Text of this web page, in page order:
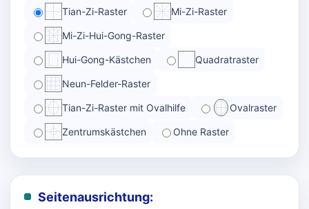
Tian-Zi-Raster Mi-Zi-Raster
Mi-Zi-Hui-Gong-Raster
Hui-Gong-Kästchen Quadratraster
Neun-Felder-Raster
Tian-Zi-Raster mit Ovalhilfe Ovalraster
Zentrumskästchen Ohne Raster
Seitenausrichtung: